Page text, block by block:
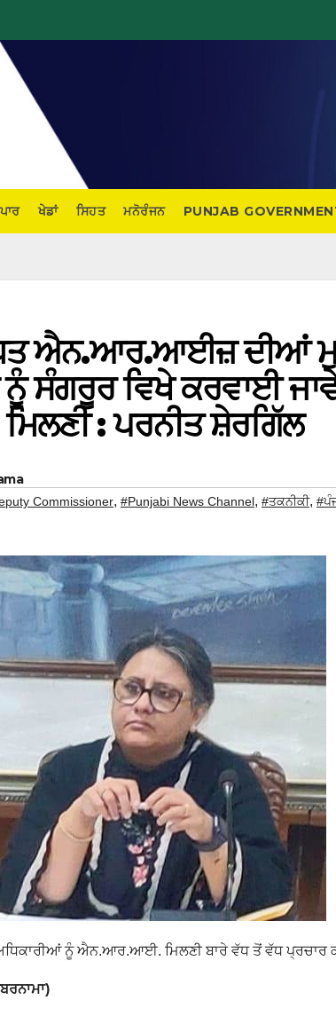
ਖੇਡਾਂ ਸਿਹਤ ਮਨੋਰੰਜਨ PUNJAB
ਐਨ.ਆਰ.ਆਈਜ਼ ਦੀਆਂ
ਸੰਗਰੂਰ ਵਿਖੇ ਕਰਵਾਈ
: ਪਰਨੀਤ ਸ਼ੇਰਗਿੱਲ
Commissioner, #Punjabi News Channel, #ਤਕਨੀਕੀ,
ਨੂੰ ਐਨ.ਆਰ.ਆਈ. ਮਿਲਣੀ ਬਾਰੇ ਵੱਧ ਤੋਂ ਵੱਧ ਪ੍ਰਚਾਰ